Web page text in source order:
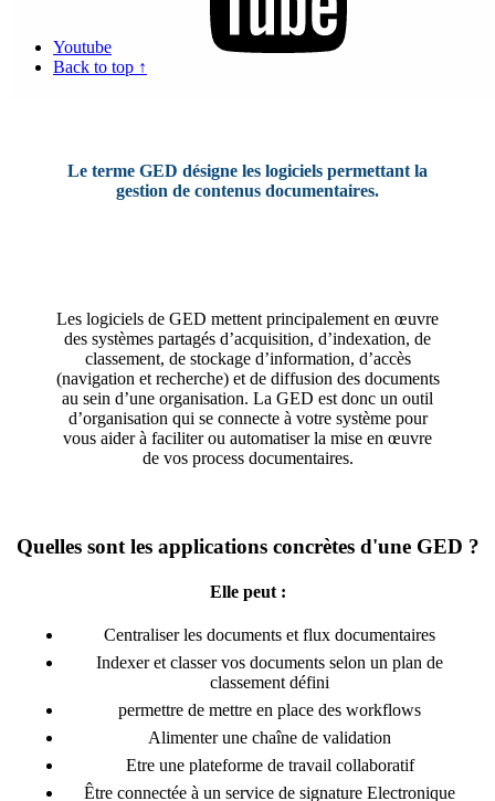
Youtube
Back to top ↑
Qu'est ce qu'une gestion electronique des documents
(GED) ?
Le terme GED désigne les logiciels permettant la
gestion de contenus documentaires.
Les logiciels de GED mettent principalement en œuvre
des systèmes partagés d’acquisition, d’indexation, de
classement, de stockage d’information, d’accès
(navigation et recherche) et de diffusion des documents
au sein d’une organisation. La GED est donc un outil
d’organisation qui se connecte à votre système pour
vous aider à faciliter ou automatiser la mise en œuvre
de vos process documentaires.
Quelles sont les applications concrètes d'une GED ?
Elle peut :
Centraliser les documents et flux documentaires
Indexer et classer vos documents selon un plan de
classement défini
permettre de mettre en place des workflows
Alimenter une chaîne de validation
Etre une plateforme de travail collaboratif
Être connectée à un service de signature Electronique